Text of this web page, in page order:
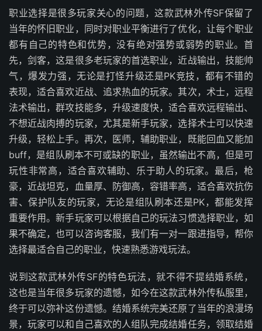
职业选择是很多玩家关心的问题，这款武林外传SF保留了
当年的怀旧职业，同时对职业平衡进行了优化，让每个职业
都有自己的特色和优势，没有绝对强势或弱势的职业。首
先，剑客，这是很多老玩家的首选职业，近战输出，技能帅
气，爆发力强，无论是打怪升级还是PK竞技，都有不错的
表现，适合喜欢近战、追求热血的玩家。其次，术士，远程
法术输出，群攻技能多，升级速度快，适合喜欢远程输出、
不想近战肉搏的玩家，尤其是新手玩家，选择术士可以快速
升级，轻松上手。再次，医师，辅助职业，既能回血又能加
buff，是组队刷本不可或缺的职业，虽然输出不高，但是可
玩性非常高，适合喜欢辅助、乐于助人的玩家。最后，枪
豪，近战坦克，血量厚、防御高，容错率高，适合喜欢抗伤
害、保护队友的玩家，无论是组队刷本还是PK，都能发挥
重要作用。新手玩家可以根据自己的玩法习惯选择职业，如
果不确定，也可以咨询客服，我们有一对一跟进指导，帮你
选择最适合自己的职业，快速熟悉游戏玩法。
说到这款武林外传SF的特色玩法，就不得不提结婚系统，
这也是当年很多玩家的遗憾，如今在这款武林外传私服里，
终于可以弥补这份遗憾。结婚系统完美还原了当年的浪漫场
景，玩家可以和自己喜欢的人组队完成结婚任务，领取结婚